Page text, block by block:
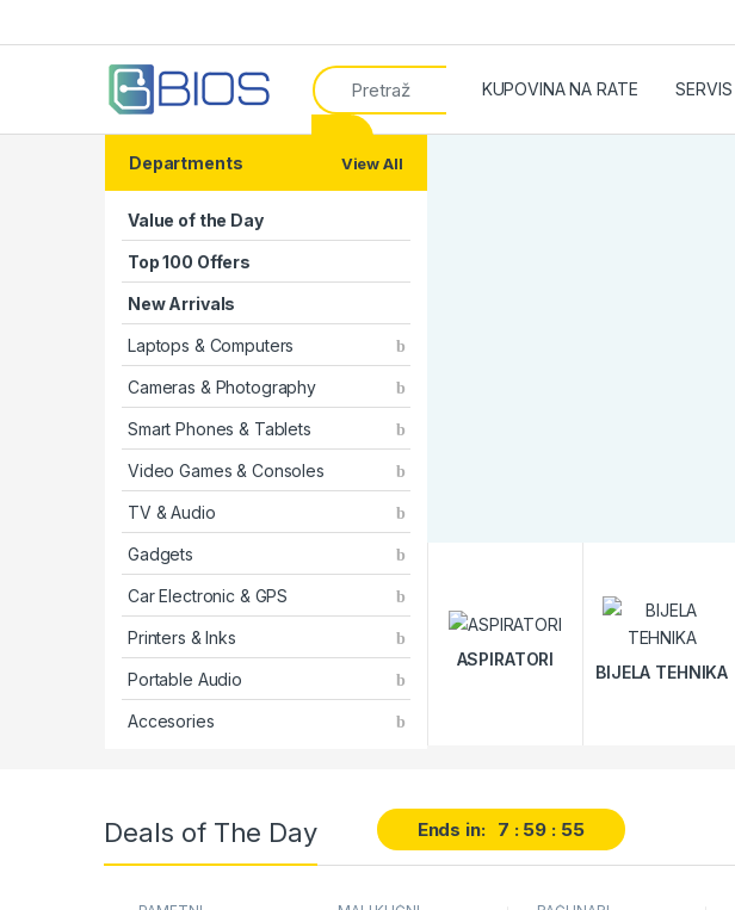
Search for:
KUPOVINA NA RATE SERVIS
Departments View All
Value of the Day
Top 100 Offers
New Arrivals
Laptops & Computers
Cameras & Photography
Smart Phones & Tablets
Video Games & Consoles
TV & Audio
Gadgets
Car Electronic & GPS
Printers & Inks
Portable Audio
Accesories
ASPIRATORI
BIJELA TEHNIKA
Deals of The Day Ends in: 7 59 54